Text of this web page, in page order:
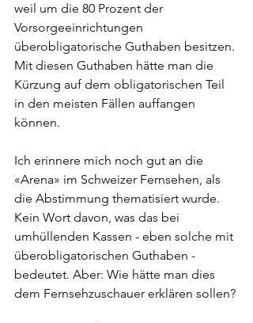
weil um die 80 Prozent der
Vorsorgeeinrichtungen
überobligatorische Guthaben besitzen.
Mit diesen Guthaben hätte man die
Kürzung auf dem obligatorischen Teil
in den meisten Fällen auffangen
können.
Ich erinnere mich noch gut an die
«Arena» im Schweizer Fernsehen, als
die Abstimmung thematisiert wurde.
Kein Wort davon, was das bei
umhüllenden Kassen - eben solche mit
überobligatorischen Guthaben -
bedeutet. Aber: Wie hätte man dies
dem Fernsehzuschauer erklären sollen?